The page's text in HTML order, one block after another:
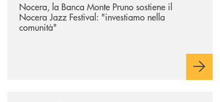
Nocera, la Banca Monte Pruno sostiene il
Nocera Jazz Festival: "investiamo nella
comunità"